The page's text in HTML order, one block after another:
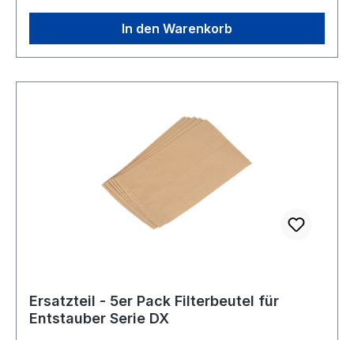
In den Warenkorb
Ersatzteil - 5er Pack Filterbeutel für
Entstauber Serie DX